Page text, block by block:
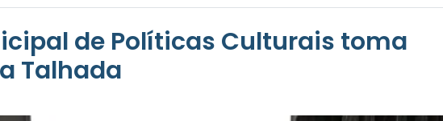
de Políticas Culturais toma
Talhada